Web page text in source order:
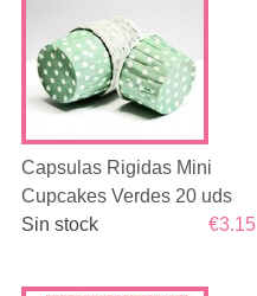
Capsulas Rigidas Mini
Cupcakes Verdes 20 uds
€3.15
Sin stock